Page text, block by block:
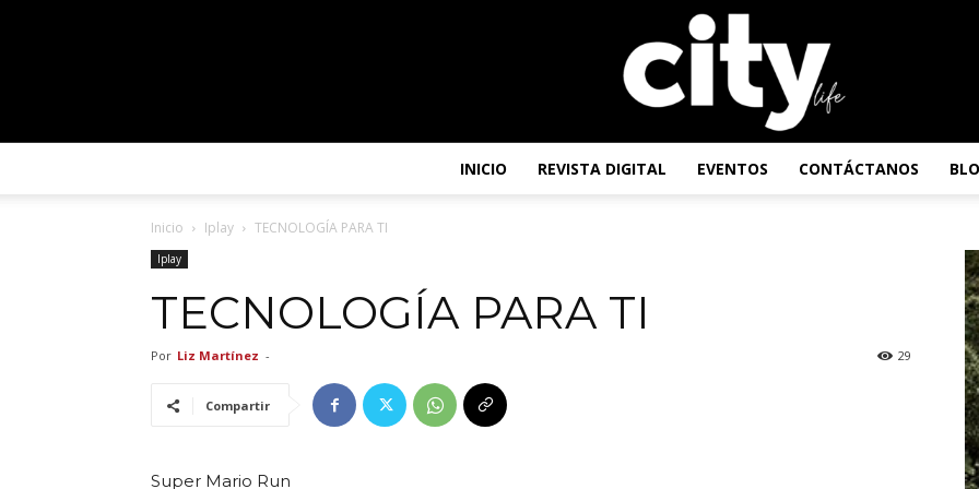
INICIO REVISTA DIGITAL EVENTOS CONTÁCTANOS
Inicio Iplay TECNOLOGÍA PARA TI
Iplay
TECNOLOGÍA PARA TI
Por Liz Martínez - 29
Compartir
Super Mario Run